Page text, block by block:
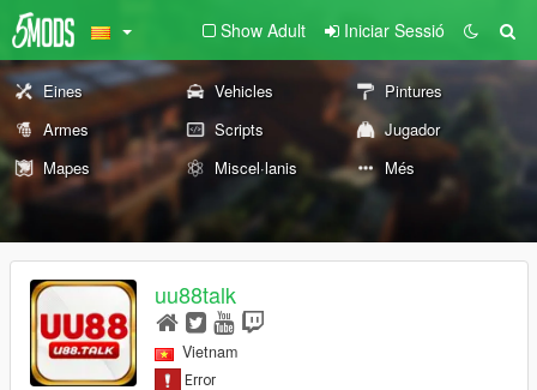
Show Adult Iniciar Sessió
Eines Vehicles
Pintures
Armes
Scripts
Jugador
Mapes
Miscel·lanis Més
uu88talk
Vietnam